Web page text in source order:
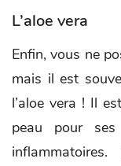
L’aloe vera
Enfin, vous ne
mais il est
l’aloe vera ! Il
peau pour